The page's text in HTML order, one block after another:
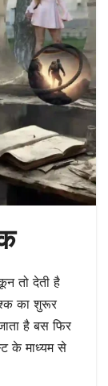
तो देती है
का शुरूर
है बस फिर
के माध्यम से